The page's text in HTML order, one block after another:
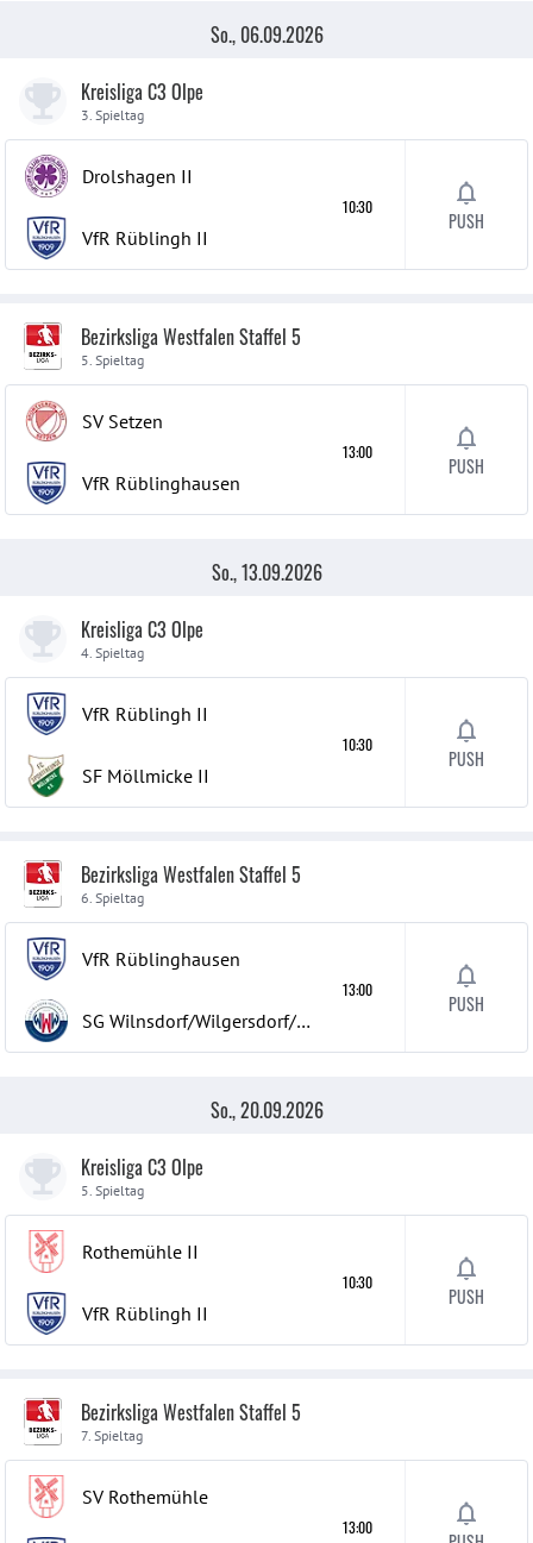
So., 06.09.2026
Kreisliga C3 Olpe
3. Spieltag
Drolshagen II
VfR Rüblingh II
10:30
PUSH
Bezirksliga Westfalen Staffel 5
5. Spieltag
SV Setzen
VfR Rüblinghausen
13:00
PUSH
So., 13.09.2026
Kreisliga C3 Olpe
4. Spieltag
VfR Rüblingh II
SF Möllmicke II
10:30
PUSH
Bezirksliga Westfalen Staffel 5
6. Spieltag
VfR Rüblinghausen
SG Wilnsdorf/Wilgersdorf/Wilden
13:00
PUSH
So., 20.09.2026
Kreisliga C3 Olpe
5. Spieltag
Rothemühle II
VfR Rüblingh II
10:30
PUSH
Bezirksliga Westfalen Staffel 5
7. Spieltag
SV Rothemühle
13:00